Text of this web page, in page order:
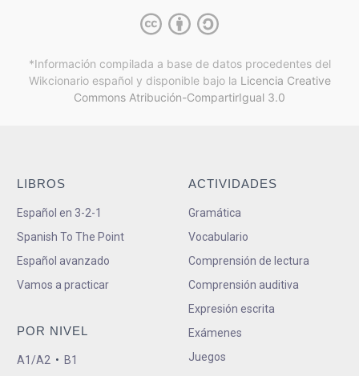
*Información compilada a base de datos procedentes del
Wikcionario español y disponible bajo la Licencia Creative
Commons Atribución-CompartirIgual 3.0
LIBROS
Español en 3-2-1
Spanish To The Point
Español avanzado
Vamos a practicar
POR NIVEL
A1/A2 • B1
ACTIVIDADES
Gramática
Vocabulario
Comprensión de lectura
Comprensión auditiva
Expresión escrita
Exámenes
Juegos